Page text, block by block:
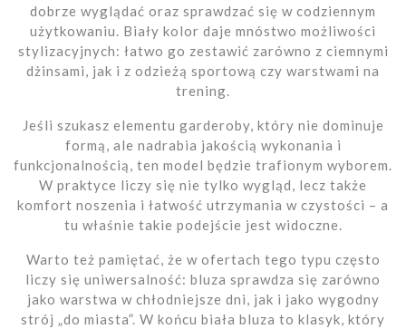
dobrze wyglądać oraz sprawdzać się w codziennym
użytkowaniu. Biały kolor daje mnóstwo możliwości
stylizacyjnych: łatwo go zestawić zarówno z ciemnymi
dżinsami, jak i z odzieżą sportową czy warstwami na
trening.
Jeśli szukasz elementu garderoby, który nie dominuje
formą, ale nadrabia jakością wykonania i
funkcjonalnością, ten model będzie trafionym wyborem.
W praktyce liczy się nie tylko wygląd, lecz także
komfort noszenia i łatwość utrzymania w czystości – a
tu właśnie takie podejście jest widoczne.
Warto też pamiętać, że w ofertach tego typu często
liczy się uniwersalność: bluza sprawdza się zarówno
jako warstwa w chłodniejsze dni, jak i jako wygodny
strój „do miasta”. W końcu biała bluza to klasyk, który